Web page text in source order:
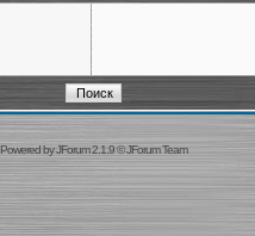
Powered byJForum 2.1.9©JForum Team